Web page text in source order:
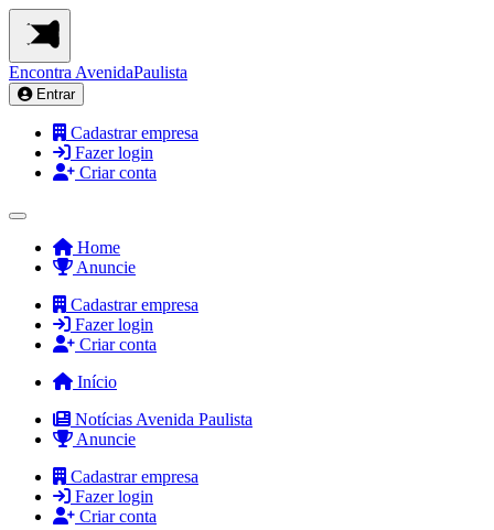
Encontra AvenidaPaulista
Entrar
Cadastrar empresa
Fazer login
Criar conta
Home
Anuncie
Cadastrar empresa
Fazer login
Criar conta
Início
Notícias Avenida Paulista
Anuncie
Cadastrar empresa
Fazer login
Criar conta